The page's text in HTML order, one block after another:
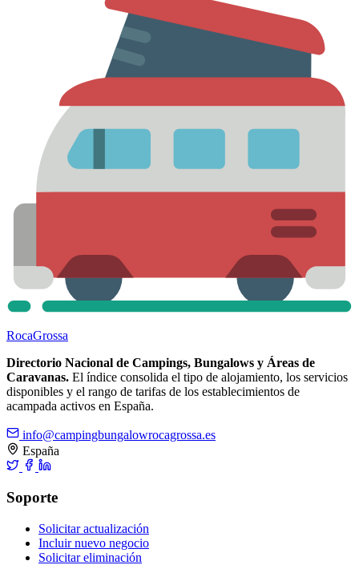
RocaGrossa
Directorio Nacional de Campings, Bungalows y Áreas de
Caravanas. El índice consolida el tipo de alojamiento, los servicios
disponibles y el rango de tarifas de los establecimientos de
acampada activos en España.
info@campingbungalowrocagrossa.es
España
Soporte
Solicitar actualización
Incluir nuevo negocio
Solicitar eliminación